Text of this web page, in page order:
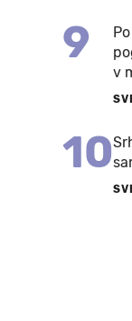
9
v
10